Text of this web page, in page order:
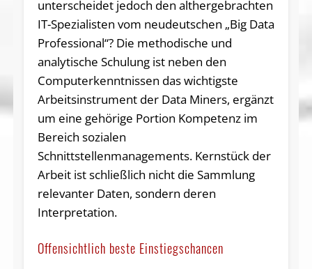
unterscheidet jedoch den althergebrachten
IT-Spezialisten vom neudeutschen „Big Data
Professional“? Die methodische und
analytische Schulung ist neben den
Computerkenntnissen das wichtigste
Arbeitsinstrument der Data Miners, ergänzt
um eine gehörige Portion Kompetenz im
Bereich sozialen
Schnittstellenmanagements. Kernstück der
Arbeit ist schließlich nicht die Sammlung
relevanter Daten, sondern deren
Interpretation.
Offensichtlich beste Einstiegschancen